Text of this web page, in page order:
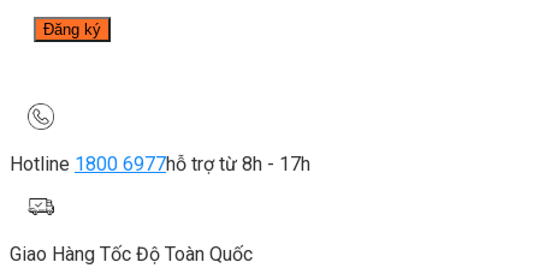
Hotline 1800 6977hỗ trợ từ 8h - 17h
Giao Hàng Tốc Độ Toàn Quốc